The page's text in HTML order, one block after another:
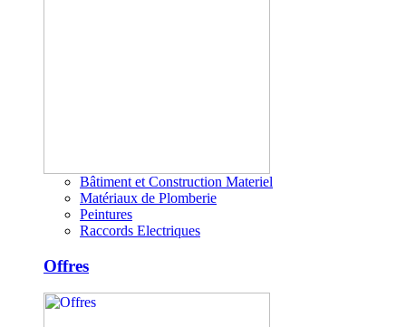
Bâtiment et Construction Materiel
Matériaux de Plomberie
Peintures
Raccords Electriques
Offres